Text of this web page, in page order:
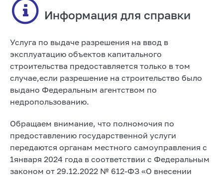
Информация для справки
Услуга по выдаче разрешения на ввод в
эксплуатацию объектов капитального
строительства предоставляется только в том
случае,если разрешение на строительство было
выдано Федеральным агентством по
недропользованию.
Обращаем внимание, что полномочия по
предоставлению государственной услуги
передаются органам местного самоуправления с
1января 2024 года в соответствии с Федеральным
законом от 29.12.2022 № 612-ФЗ «О внесении